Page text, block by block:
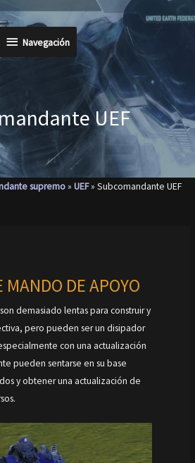
Navegación
Navegación
UEF
supremo»UEF»Subcomandante UEF
MANDO DE APOYO
demasiado lentas para construir y
pero pueden ser un disipador
con una actualización
pueden sentarse en su base
y obtener una actualización de